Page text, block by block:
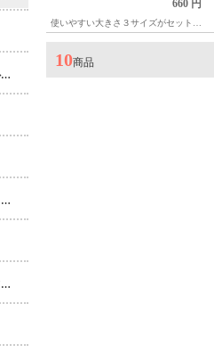
グリッター・ラメ・ホロ・フィルム・パウダー｜ネイルパーツ
ネイルケア・ハンドケア・フットケア・ボディケア
ネイルファイル・エメリーボード・シャイナー
660 円
使いやすい大きさ３サイズがセットに
なったブラックのラウンドストーン
10商品